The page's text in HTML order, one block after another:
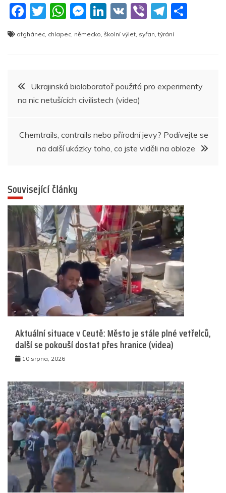
F
a
c
o
o
T
w
itt
W
at
p
p
M
e
ss
g
er
Li
n
k
n
V
K
Vi
b
er
T
el
e
m
afghánec chlapec německo školní výlet syřan ,týrání
Navigace
pro
příspěvek
Ukrajinská biolaboratoř použitá pro experimenty
na nic netušících civilistech (video)
Chemtrails, contrails nebo přírodní jevy? Podívejte se
na další ukázky toho, co jste viděli na obloze
Související články
Aktuální situace v Ceutě: Město je stále plné vetřelců,
další se pokouší dostat přes hranice (videa)
10 srpna, 2026